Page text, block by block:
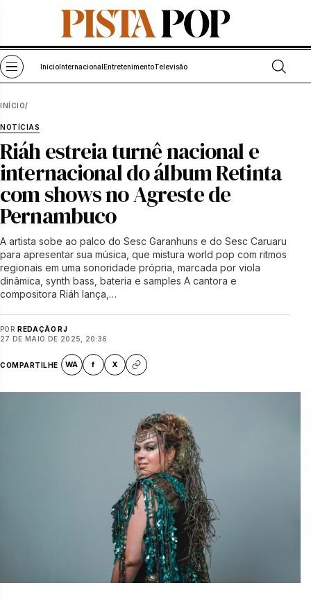
Pular para o conteúdo
Abrir menu
Início Internacional EntretenimentoTelevisão Abrir
INÍCIO/
NOTÍCIAS
Riáh estreia turnê nacional e
internacional do álbum Retinta
com shows no Agreste de
Pernambuco
A artista sobe ao palco do Sesc Garanhuns e do Sesc Caruaru
para apresentar sua música, que mistura world pop com ritmos
regionais em uma sonoridade própria, marcada por viola
dinâmica, synth bass, bateria e samples A cantora e
compositora Riáh lança,…
POR REDAÇÃO RJ
27 DE MAIO DE 2025, 20:36
COMPARTILHE WA f X